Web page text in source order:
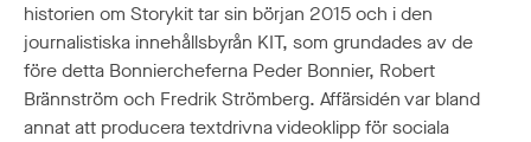
historien om Storykit tar sin början 2015 och i den
journalistiska innehållsbyrån KIT, som grundades av de
före detta Bonniercheferna Peder Bonnier, Robert
Brännström och Fredrik Strömberg. Affärsidén var bland
annat att producera textdrivna videoklipp för sociala